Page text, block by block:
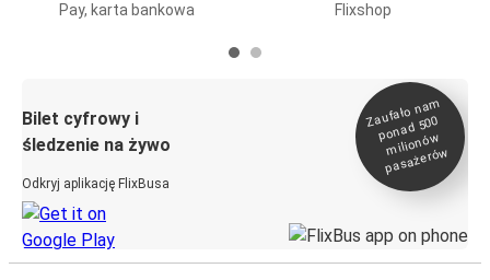
Pay, karta bankowa
Flixshop
Bilet cyfrowy i
śledzenie na żywo
Odkryj aplikację FlixBusa
Zaufało na
m
ponad 500
milionó
w
pasażeró
w